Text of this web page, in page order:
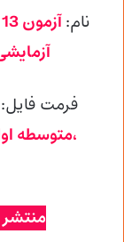
نام:آزمون 13 تیر قلمچی
فرمت فایل:
،متوسطه